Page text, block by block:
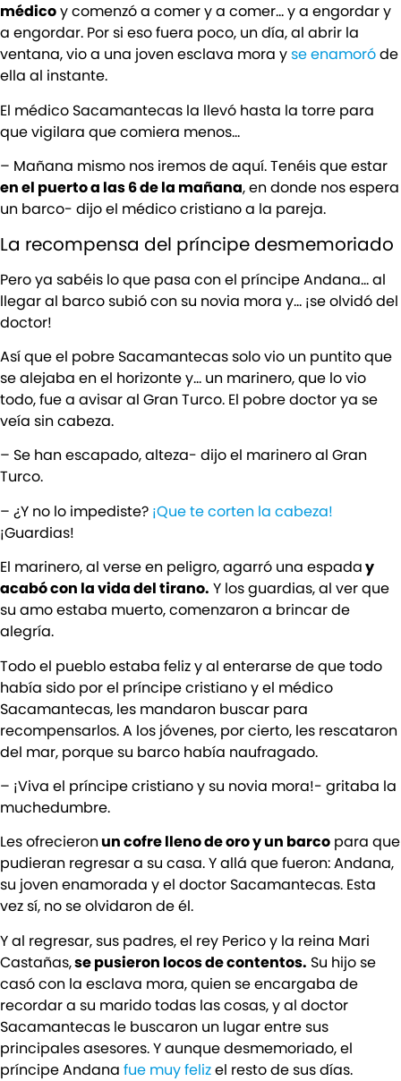
médicoy comenzó a comer y a comer… y a engordar y
a engordar. Por si eso fuera poco, un día, al abrir la
ventana, vio a una joven esclava mora yse enamoróde
ella al instante.
El médico Sacamantecas la llevó hasta la torre para
que vigilara que comiera menos…
– Mañana mismo nos iremos de aquí. Tenéis que estar
en el puerto a las 6 de la mañana, en donde nos espera
un barco- dijo el médico cristiano a la pareja.
La recompensa del príncipe desmemoriado
Pero ya sabéis lo que pasa con el príncipe Andana… al
llegar al barco subió con su novia mora y… ¡se olvidó del
doctor!
Así que el pobre Sacamantecas solo vio un puntito que
se alejaba en el horizonte y… un marinero, que lo vio
todo, fue a avisar al Gran Turco. El pobre doctor ya se
veía sin cabeza.
– Se han escapado, alteza- dijo el marinero al Gran
Turco.
– ¿Y no lo impediste? ¡Que te corten la cabeza!
¡Guardias!
El marinero, al verse en peligro, agarró una espaday
acabó con la vida del tirano. Y los guardias, al ver que
su amo estaba muerto, comenzaron a brincar de
alegría.
Todo el pueblo estaba feliz y al enterarse de que todo
había sido por el príncipe cristiano y el médico
Sacamantecas, les mandaron buscar para
recompensarlos. A los jóvenes, por cierto, les rescataron
del mar, porque su barco había naufragado.
– ¡Viva el príncipe cristiano y su novia mora!- gritaba la
muchedumbre.
Les ofrecieronun cofre lleno de oro y un barco para que
pudieran regresar a su casa. Y allá que fueron: Andana,
su joven enamorada y el doctor Sacamantecas. Esta
vez sí, no se olvidaron de él.
Y al regresar, sus padres, el rey Perico y la reina Mari
Castañas,se pusieron locos de contentos. Su hijo se
casó con la esclava mora, quien se encargaba de
recordar a su marido todas las cosas, y al doctor
Sacamantecas le buscaron un lugar entre sus
principales asesores. Y aunque desmemoriado, el
príncipe Andana fue muy felizel resto de sus días.